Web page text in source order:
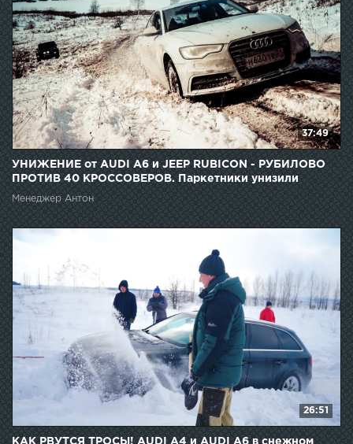
37:49
УНИЖЕНИЕ от AUDI A6 и JEEP RUBICON - РУБИЛОВО
ПРОТИВ 40 КРОССОВЕРОВ. Паркетники унизили
внедорожники
Менеджер Антон
26:51
КАК РВУТСЯ ТРОСЫ! AUDI A4 и AUDI A6 в снежном